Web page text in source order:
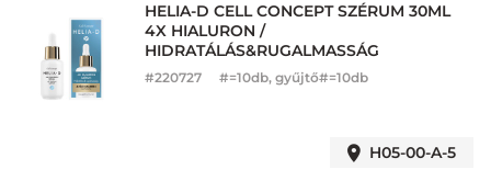
HELIA-D CELL CONCEPT SZÉRUM 30ML
4X HIALURON /
HIDRATÁLÁS&RUGALMASSÁG
#220727 #=10db, gyűjtő#=10db
H05-00-A-5